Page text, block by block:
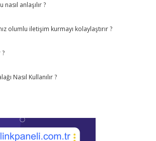
anlaşılır ?
olumlu iletişim kurmayı kolaylaştırır ?
Nasıl Kullanılır ?